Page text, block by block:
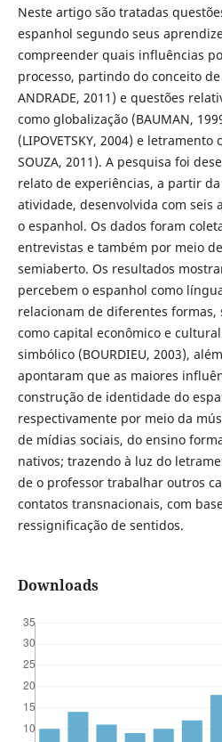
Neste artigo são tratadas
espanhol segundo seus
compreender quais influências
processo, partindo do conceito de
ANDRADE, 2011) e questões
como globalização (BAUMAN,
(LIPOVETSKY, 2004) e letramento
SOUZA, 2011). A pesquisa foi
relato de experiências, a partir
atividade, desenvolvida com seis
o espanhol. Os dados foram
entrevistas e também por meio
semiaberto. Os resultados
percebem o espanhol como
relacionam de diferentes formas,
como capital econômico e
simbólico (BOURDIEU, 2003),
apontaram que as maiores
construção de identidade do
respectivamente por meio da
de mídias sociais, do ensino
nativos; trazendo à luz do
de o professor trabalhar outros
contatos transnacionais, com
ressignificação de sentidos.
Downloads